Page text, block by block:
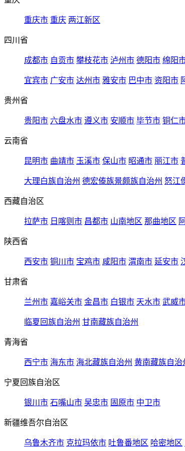
重庆市 重庆 两江新区
四川省
成都市 自贡市 攀枝花市 泸州市 德阳市 绵阳
宜宾市 广安市 达州市 雅安市 巴中市 资阳市
贵州省
贵阳市 六盘水市 遵义市 安顺市 毕节市 铜仁
云南省
昆明市 曲靖市 玉溪市 保山市 昭通市 丽江市
大理白族自治州 德宏傣族景颇族自治州 怒江
西藏自治区
拉萨市 日喀则市 昌都市 山南地区 那曲地区
陕西省
西安市 铜川市 宝鸡市 咸阳市 渭南市 延安市
甘肃省
兰州市 嘉峪关市 金昌市 白银市 天水市 武威
临夏回族自治州 甘南藏族自治州
青海省
西宁市 海东市 海北藏族自治州 黄南藏族自治
宁夏回族自治区
银川市 石嘴山市 吴忠市 固原市 中卫市
新疆维吾尔自治区
乌鲁木齐市 克拉玛依市 吐鲁番地区 哈密地区